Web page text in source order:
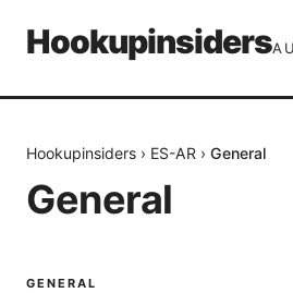
Hookupinsiders
Hookupinsiders › ES-AR › General
General
GENERAL